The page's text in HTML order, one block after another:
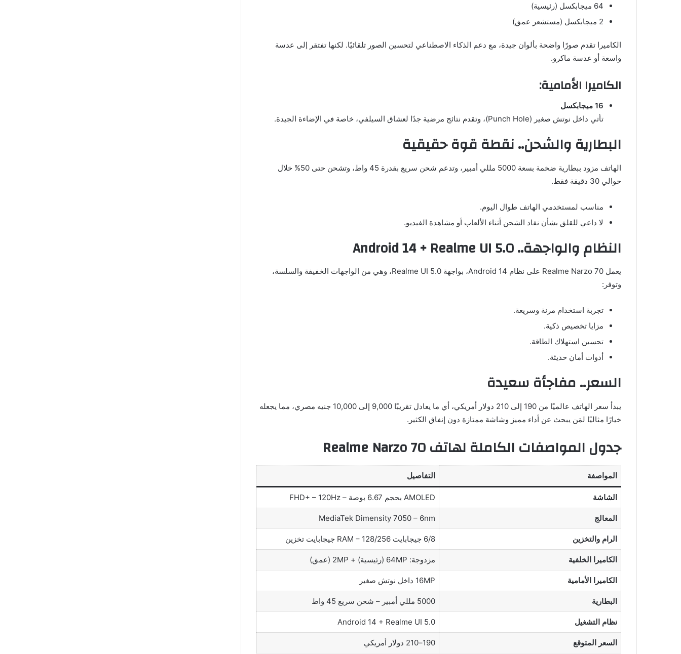
64 ميجابكسل (رئيسية)
2 ميجابكسل (مستشعر عمق)
الكاميرا تقدم صورًا واضحة بألوان جيدة، مع دعم الذكاء الاصطناعي لتحسين الصور تلقائيًا. لكنها تفتقر إلى عدسة
واسعة أو عدسة ماكرو.
الكاميرا الأمامية:
16 ميجابكسل
تأتي داخل نوتش صغير (Punch Hole)، وتقدم نتائج مرضية جدًا لعشاق السيلفي، خاصة في الإضاءة الجيدة.
البطارية والشحن.. نقطة قوة حقيقية
الهاتف مزود ببطارية ضخمة بسعة 5000 مللي أمبير، وتدعم شحن سريع بقدرة 45 واط، وتشحن حتى 50% خلال
حوالي 30 دقيقة فقط.
مناسب لمستخدمي الهاتف طوال اليوم.
لا داعي للقلق بشأن نفاد الشحن أثناء الألعاب أو مشاهدة الفيديو.
النظام والواجهة.. Android 14 + Realme UI 5.0
يعمل Realme Narzo 70 على نظام Android 14، بواجهة Realme UI 5.0، وهي من الواجهات الخفيفة والسلسة،
وتوفر:
تجربة استخدام مرنة وسريعة.
مزايا تخصيص ذكية.
تحسين استهلاك الطاقة.
أدوات أمان حديثة.
السعر.. مفاجأة سعيدة
يبدأ سعر الهاتف عالميًا من 190 إلى 210 دولار أمريكي، أي ما يعادل تقريبًا 9,000 إلى 10,000 جنيه مصري، مما يجعله
خيارًا مثاليًا لمَن يبحث عن أداء مميز وشاشة ممتازة دون إنفاق الكثير.
جدول المواصفات الكاملة لهاتف Realme Narzo 70
المواصفة التفاصيل
الشاشة AMOLED بحجم 6.67 بوصة – FHD+ – 120Hz
المعالج MediaTek Dimensity 7050 – 6nm
الرام والتخزين 6/8 جيجابايت RAM – 128/256 جيجابايت تخزين
الكاميرا الخلفية مزدوجة: 64MP (رئيسية) + 2MP (عمق)
الكاميرا الأمامية 16MP داخل نوتش صغير
البطارية 5000 مللي أمبير – شحن سريع 45 واط
نظام التشغيل Android 14 + Realme UI 5.0
السعر المتوقع 190–210 دولار أمريكي